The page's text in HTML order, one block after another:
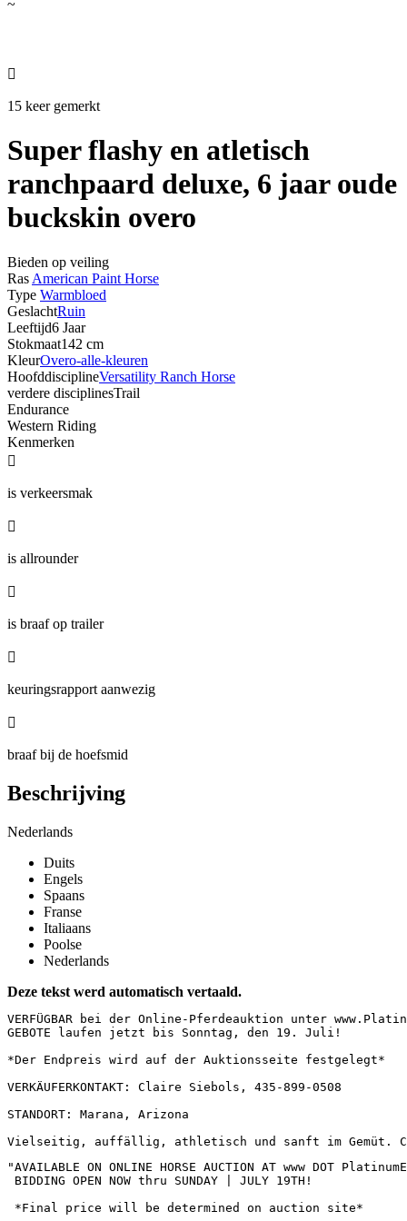
~

15 keer gemerkt
Super flashy en atletisch
ranchpaard deluxe, 6 jaar oude
buckskin overo
Bieden op veiling
Ras American Paint Horse
Type Warmbloed
GeslachtRuin
Leeftijd6 Jaar
Stokmaat142 cm
KleurOvero-alle-kleuren
HoofddisciplineVersatility Ranch Horse
verdere disciplinesTrail
Endurance
Western Riding
Kenmerken

is verkeersmak

is allrounder

is braaf op trailer

keuringsrapport aanwezig

braaf bij de hoefsmid
Beschrijving
Nederlands
Duits
Engels
Spaans
Franse
Italiaans
Poolse
Nederlands
Deze tekst werd automatisch vertaald.
VERFÜGBAR bei der Online-Pferdeauktion unter
GEBOTE laufen jetzt bis Sonntag, den 19. Juli!
*Der Endpreis wird auf der Auktionsseite festgelegt*
VERKÄUFERKONTAKT: Claire Siebols, 435-899-0508
STANDORT: Marana, Arizona
Vielseitig, auffällig, athletisch und sanft im Gemüt.
"AVAILABLE ON ONLINE HORSE AUCTION AT www DOT
BIDDING OPEN NOW thru SUNDAY | JULY 19TH!
*Final price will be determined on auction site*